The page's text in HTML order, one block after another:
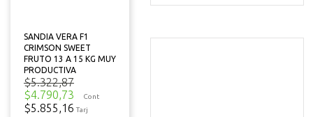
SANDIA VERA F1
CRIMSON SWEET
FRUTO 13 A 15 KG MUY
PRODUCTIVA
$5.322,87
$4.790,73
Cont
$5.855,16 Tarj